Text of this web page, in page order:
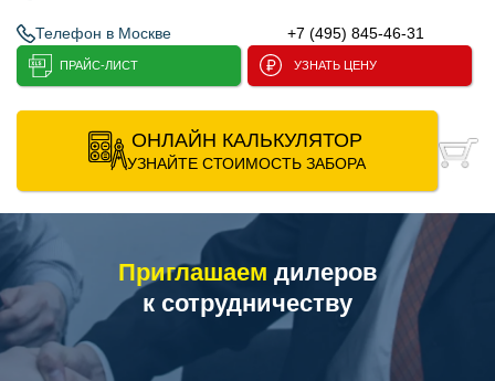
Телефон в Москве +7 (495) 845-46-31
ПРАЙС-ЛИСТ УЗНАТЬ ЦЕНУ
ОНЛАЙН КАЛЬКУЛЯТОР
УЗНАЙТЕ СТОИМОСТЬ ЗАБОРА
Приглашаем дилеров
к сотрудничеству